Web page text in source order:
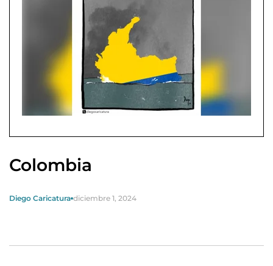
Colombia
Diego Caricatura diciembre 1, 2024